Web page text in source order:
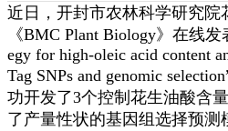
近 日，开封市农林科学研究院
《BMC Plant Biology》在线发
egy for high-oleic acid content
Tag SNPs and genomic
功开发了3个控制花生油酸含
了产量性状的基因组选择预测